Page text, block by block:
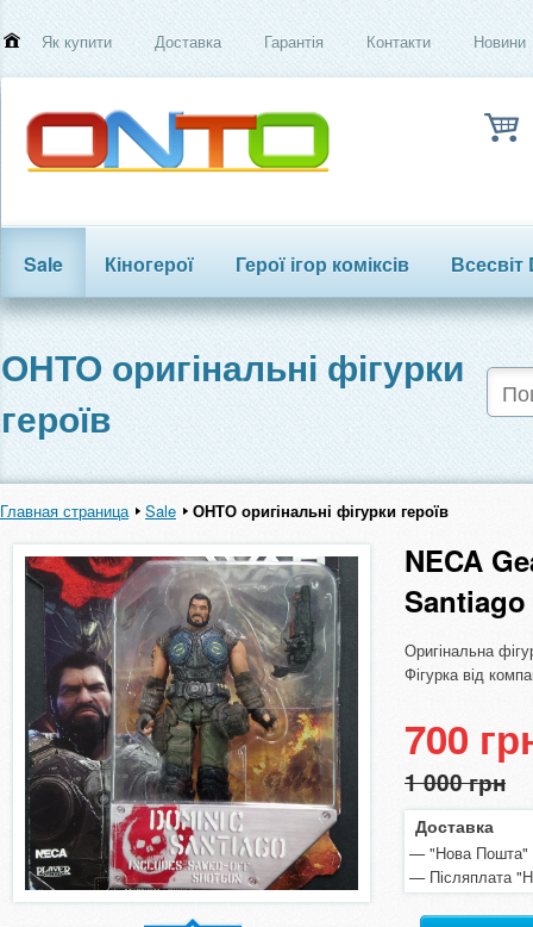
Як купити Доставка Гарантія Контакти Новини
Sale Кіногерої Герої ігор коміксів Всесвіт
Трансформери
ОНТО оригінальні фігурки
героїв
Главная страница Sale ОНТО оригінальні фігурки героїв
NECA
Santiago
Оригінальна
Фігурка від
700
1 000 грн
Доставка
"Нова Пошта"
Післяплата